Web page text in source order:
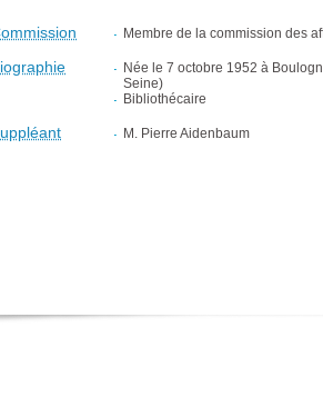
Membre de la commission des
Née le 7 octobre 1952 à
Seine)
Bibliothécaire
M. Pierre Aidenbaum